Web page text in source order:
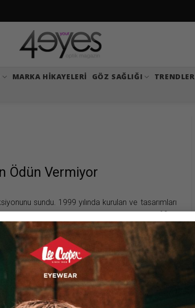
MARKA HIKAYELERI GÖZ SAĞLIĞI TRENDLER
Ödün Vermiyor
sundu. 1999 yılında kurulan ve tasarımları
koleksiyonu yine Alman yapımı kalitesini, hafifliği,
Markus T koleksiyonu, markanın patentli vidasız
ile hafifliği birleştiren patentli TMi malzemesi ve
Markus T, patenli malzemesi TMi ile geliştirdiği
konuşturdu. Uluslararası prestijiyle optik
yeni modeli MIO P1055 ile aday gösterilen
özel renkleri kusursuzca kullanmış. Markus T,
teknolojik bir gözlük üretim tesisi haline